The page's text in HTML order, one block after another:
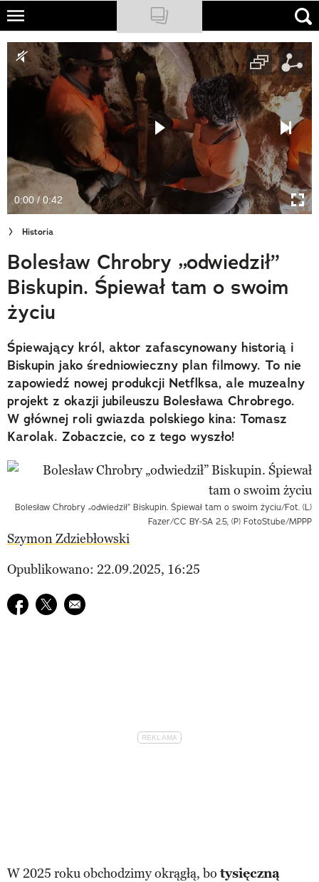
Skip
main
content
NATIONAL GEOGRAPHIC
TRAVELER
PODCASTY
Newsletter
Cuda Polski
Wielki Konkurs Fotograficzny
Trendbook Podróżniczy
Polecane
0:00 / 0:42
Historia
Bolesław Chrobry „odwiedził”
Biskupin. Śpiewał tam o swoim
życiu
Śpiewający król, aktor zafascynowany historią i
Biskupin jako średniowieczny plan filmowy. To nie
zapowiedź nowej produkcji Netflksa, ale muzealny
projekt z okazji jubileuszu Bolesława Chrobrego.
W głównej roli gwiazda polskiego kina: Tomasz
Karolak. Zobaczcie, co z tego wyszło!
Bolesław Chrobry „odwiedził” Biskupin. Śpiewał tam o swoim życiu/Fot. (L)
Fazer/CC BY-SA 2.5, (P) FotoStube/MPPP
Szymon Zdziebłowski
Opublikowano: 22.09.2025, 16:25
Udostępnij na facebook
Udostępnij na twitter
E-mail do przyjaciela
W 2025 roku obchodzimy okrągłą, bo tysięczną